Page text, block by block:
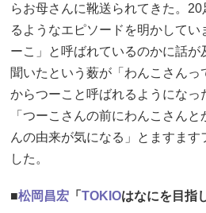
らお母さんに靴送られてきた。
るようなエピソードを明かして
ーこ」と呼ばれているのかに話が
聞いたという薮が「わんこさんっ
からつーこと呼ばれるようになっ
「つーこさんの前にわんこさん
んの由来が気になる」とますま
した。
■松岡昌宏 「 TOKIOはなにを目指